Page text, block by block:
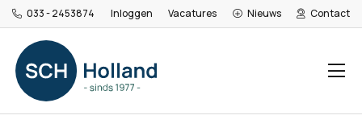
033 - 2453874 Inloggen Vacatures Nieuws Contact